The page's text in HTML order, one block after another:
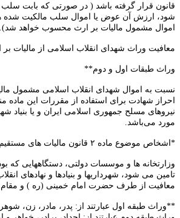
قانون قرار گرفته باشد ( در صورتی که بابت
شود، ارزش آن عوض یا اموال سلب مالکیت شده
اموال مشمول مالیات بر ارث محسوب خواهد شد).
معافیت وراث شهدای انقلاب اسلامی از مالیات بر
وراث طبقات اول و دوم**
نسبت به اموال شهدای انقلاب اسلامی مشمول
احراز شهادت برای استفاده از مقررات این ماده
نیروهای مسلح جمهوری اسلامی ایران و یا بنیاد
مورد می‌باشد.
*اشخاص موضوع ماده ۲ قانون مالیات های مستقیم عبارتند از:
وزارتخانه ها و موسسات دولتی، دستگاههایی که
تامین می شود، شهرداریها و بنیادها و نهادهای
معافیت از طرف حضرت امام خمینی (ره ) و
**وراث طبقه اول عبارتند از: پدر، مادر، زن، شوهر،